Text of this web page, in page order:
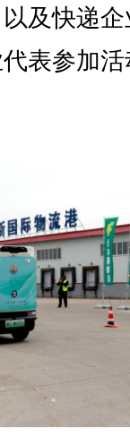
及快递
表参加